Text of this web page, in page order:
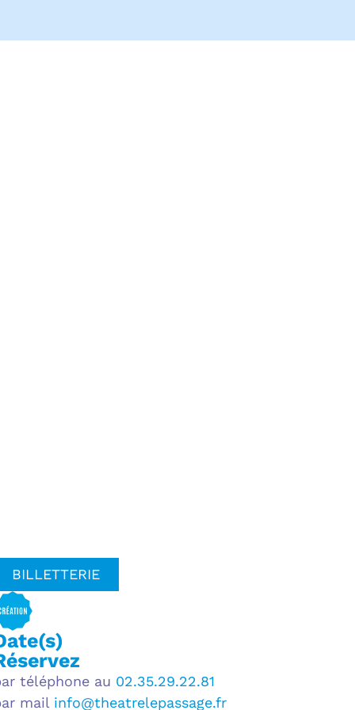
BILLETTERIE
téléphone au 02.35.29.22.81
mail info@theatrelepassage.fr